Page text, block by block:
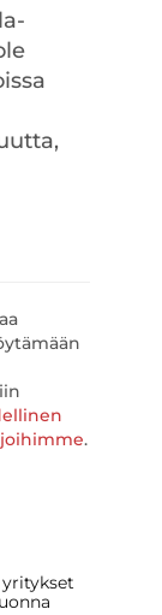
.
yritykset